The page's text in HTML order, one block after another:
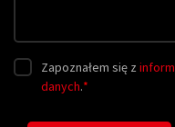
Zapoznałem się z
danych.*